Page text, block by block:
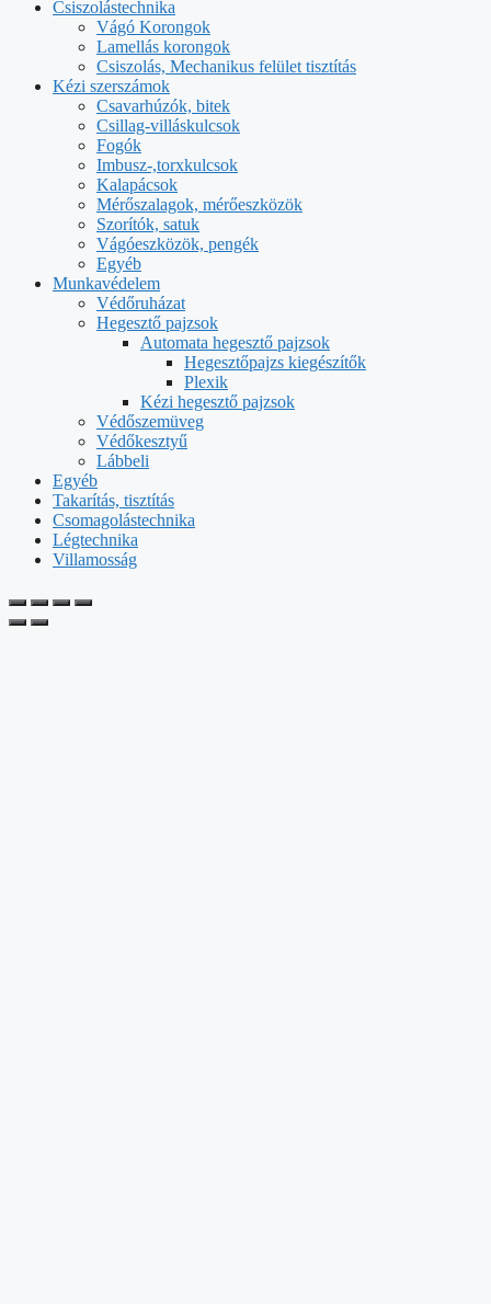
Csiszolástechnika
Vágó Korongok
Lamellás korongok
Csiszolás, Mechanikus felület tisztítás
Kézi szerszámok
Csavarhúzók, bitek
Csillag-villáskulcsok
Fogók
Imbusz-,torxkulcsok
Kalapácsok
Mérőszalagok, mérőeszközök
Szorítók, satuk
Vágóeszközök, pengék
Egyéb
Munkavédelem
Védőruházat
Hegesztő pajzsok
Automata hegesztő pajzsok
Hegesztőpajzs kiegészítők
Plexik
Kézi hegesztő pajzsok
Védőszemüveg
Védőkesztyű
Lábbeli
Egyéb
Takarítás, tisztítás
Csomagolástechnika
Légtechnika
Villamosság